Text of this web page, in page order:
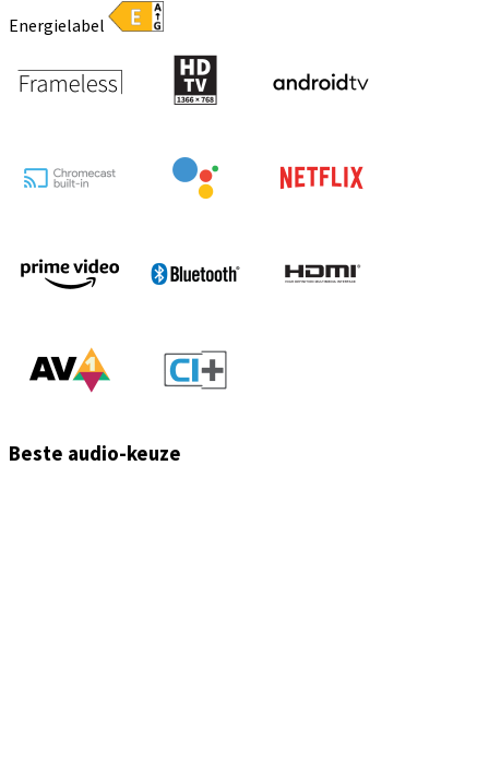
Energielabel
Beste audio-keuze